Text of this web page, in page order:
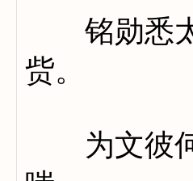
铭勋悉太
赀。
为文彼何